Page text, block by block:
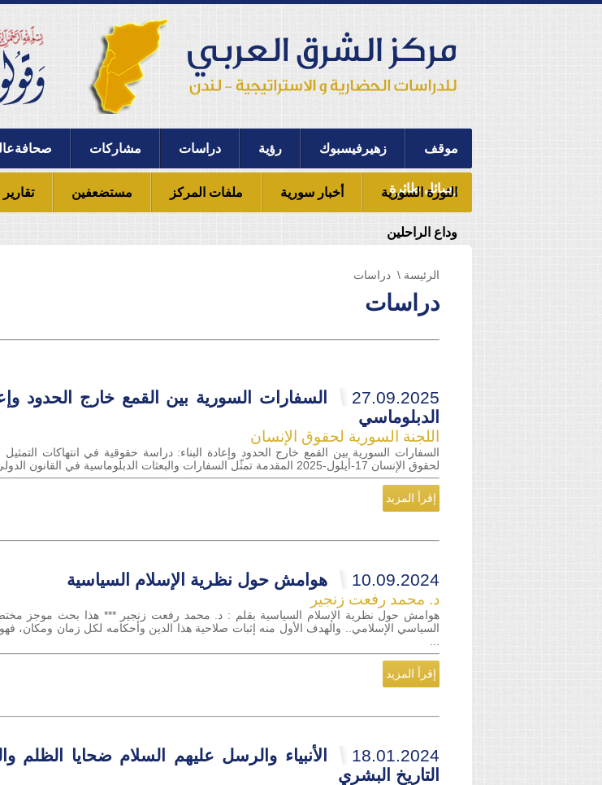
موقف زهيرفيسبوك رؤية دراسات مشاركات
رسائل طائرة
الثورة السورية أخبار سورية ملفات المركز مستضعفين تقارير
وداع الراحلين
الرئيسة \ دراسات
دراسات
27.09.2025
السفارات السورية بين القمع خارج الحدود
الدبلوماسي
اللجنة السورية لحقوق الإنسان
السفارات السورية بين القمع خارج الحدود وإعادة البناء: دراسة حقوقية في انتهاكات
لحقوق الإنسان 17-أيلول-2025 المقدمة تمثّل السفارات والبعثات الدبلوماسية في القانون الدولي مؤسسات لحماية مصالح الدول ومواطنيها في الخارج، وت...
إقرأ المزيد
10.09.2024 هوامش حول نظرية الإسلام السياسية
د. محمد رفعت زنجير
هوامش حول نظرية الإسلام السياسية بقلم : د. محمد رفعت زنجير *** هذا بحث موجز
السياسي الإسلامي.. والهدف الأول منه إثبات صلاحية هذا الدين وأحكامه لكل زمان ومكان،
إقرأ المزيد
18.01.2024
الأنبياء والرسل عليهم السلام ضحايا
التاريخ البشري